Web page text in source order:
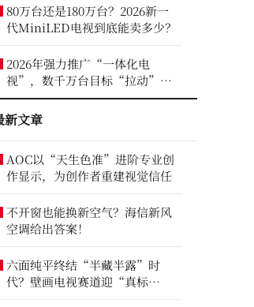
80万台还是180万台？2026新一
代MiniLED电视到底能卖多少？
2026年强力推广“一体化电
视”，数千万台目标“拉动”彩
电业？
新文章
AOC以“天生色准”进阶专业创
作显示，为创作者重建视觉信任
不开窗也能换新空气？海信新风
空调给出答案！
六面纯平终结“半藏半露”时
代？壁画电视赛道迎“真标
准”之争